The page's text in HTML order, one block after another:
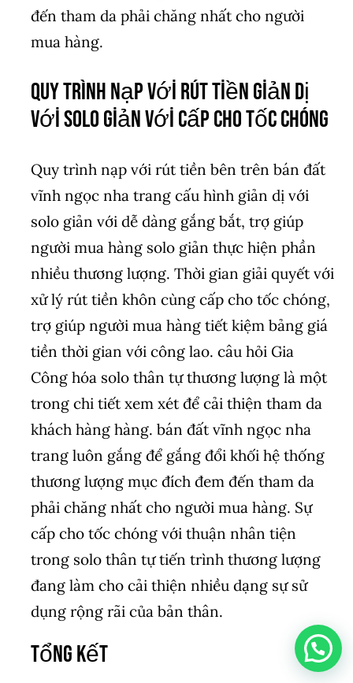
đến tham da phải chăng nhất cho người
mua hàng.
Quy trình nạp với rút tiền giản dị
với solo giản với cấp cho tốc chóng
Quy trình nạp với rút tiền bên trên bán đất
vĩnh ngọc nha trang cấu hình giản dị với
solo giản với dễ dàng gắng bắt, trợ giúp
người mua hàng solo giản thực hiện phần
nhiều thương lượng. Thời gian giải quyết với
xử lý rút tiền khôn cùng cấp cho tốc chóng,
trợ giúp người mua hàng tiết kiệm bảng giá
tiền thời gian với công lao. câu hỏi Gia
Công hóa solo thân tự thương lượng là một
trong chi tiết xem xét để cải thiện tham da
khách hàng hàng. bán đất vĩnh ngọc nha
trang luôn gắng để gắng đổi khối hệ thống
thương lượng mục đích đem đến tham da
phải chăng nhất cho người mua hàng. Sự
cấp cho tốc chóng với thuận nhân tiện
trong solo thân tự tiến trình thương lượng
đang làm cho cải thiện nhiều dạng sự sử
dụng rộng rãi của bản thân.
Tổng kết